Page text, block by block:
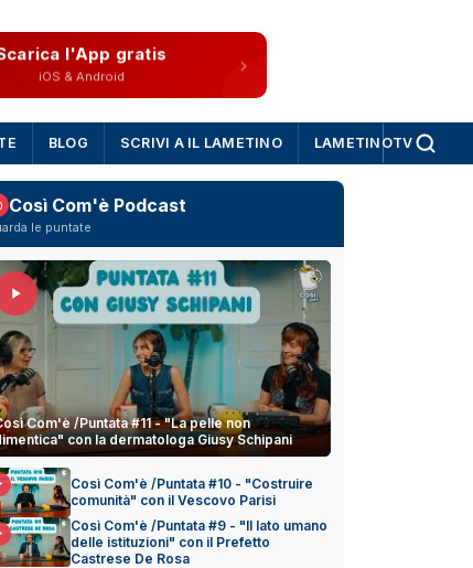
l'App gratis
iOS & Android
BLOG SCRIVI A IL LAMETINO LAMETINOTV
Così Com'è Podcast
le puntate
Com'è /Puntata #11 - "La pelle non
con la dermatologa Giusy Schipani
Così Com'è /Puntata #10 - "Costruire
comunità" con il Vescovo Parisi
Così Com'è /Puntata #9 - "Il lato umano
delle istituzioni" con il Prefetto
Castrese De Rosa